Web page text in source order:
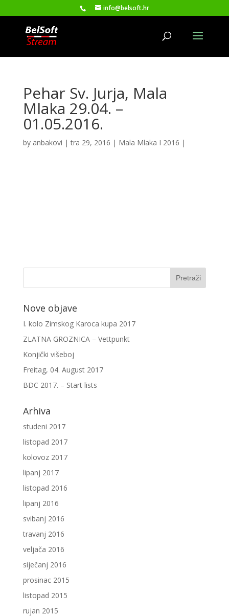
info@belsoft.hr
Pehar Sv. Jurja, Mala
Mlaka 29.04. –
01.05.2016.
by anbakovi |tra 29, 2016 | Mala Mlaka I 2016 |
Nove objave
I. kolo Zimskog Karoca kupa 2017
ZLATNA GROZNICA – Vettpunkt
Konjički višeboj
Freitag, 04. August 2017
BDC 2017. – Start lists
Arhiva
studeni 2017
listopad 2017
kolovoz 2017
lipanj 2017
listopad 2016
lipanj 2016
svibanj 2016
travanj 2016
veljača 2016
siječanj 2016
prosinac 2015
listopad 2015
rujan 2015